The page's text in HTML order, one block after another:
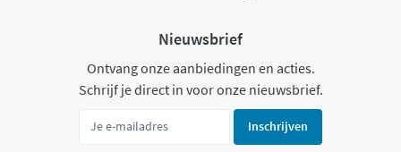
Nieuwsbrief
Ontvang onze aanbiedingen en acties.
Schrijf je direct in voor onze nieuwsbrief.
Inschrijven